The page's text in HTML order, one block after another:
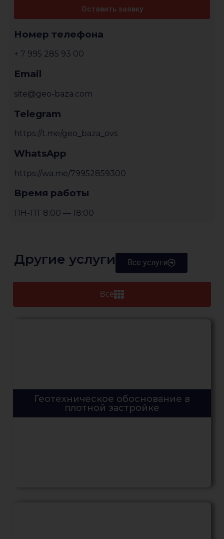
Номер телефона
+ 7 995 285 93 00
Email
site@geo-baza.com
Telegram
https://t.me/geo_baza_ovs
WhatsApp
https://wa.me/79952859300
Время работы
ПН-ПТ 8:00 — 18:00
Оставить заявку
Другие услуги Все услуги
Все
Геотехническое обоснование в
плотной застройке